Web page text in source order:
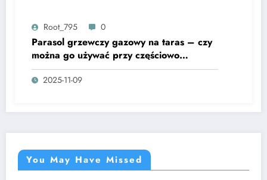
Root_795 0
Parasol grzewczy gazowy na taras – czy
można go używać przy częściowo
otwartych ścianach pergoli?
2025-11-09
You May Have Missed